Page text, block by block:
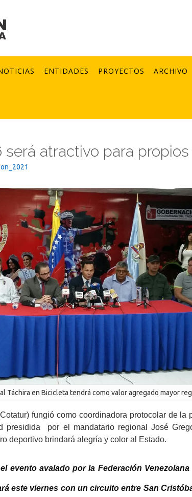
ENTIDADES PROYECTOS ARCHIVO
será atractivo para
Táchira en Bicicleta tendrá como valor agregado mayor
fungió como coordinadora protocolar de la
presidida por el mandatario regional José
deportivo brindará alegría y color al Estado.
evento avalado por la Federación
este viernes con un circuito entre San